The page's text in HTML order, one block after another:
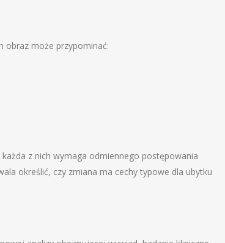
obraz może przypominać:
z nich wymaga odmiennego postępowania
określić, czy zmiana ma cechy typowe dla ubytku